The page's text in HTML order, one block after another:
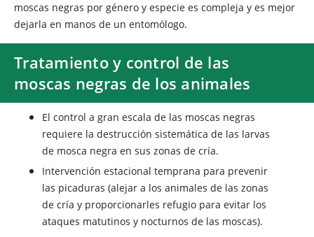
moscas negras por género y especie es compleja y es mejor
dejarla en manos de un entomólogo.
Tratamiento y control de las
moscas negras de los animales
El control a gran escala de las moscas negras
requiere la destrucción sistemática de las larvas
de mosca negra en sus zonas de cría.
Intervención estacional temprana para prevenir
las picaduras (alejar a los animales de las zonas
de cría y proporcionarles refugio para evitar los
ataques matutinos y nocturnos de las moscas).